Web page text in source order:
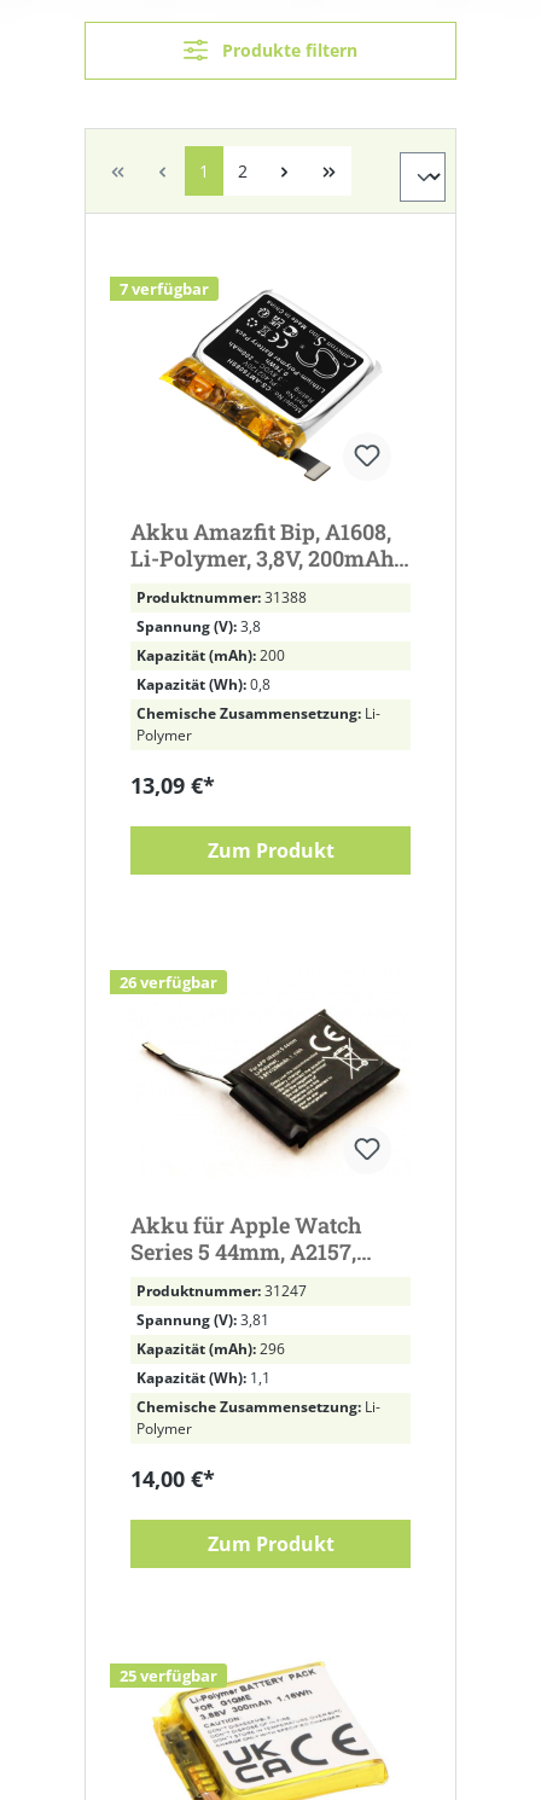
Produkte filtern
1 2
7 verfügbar
Akku Amazfit Bip, A1608,
Li-Polymer, 3,8V, 200mAh
ersetzt PL402120V
Produktnummer:31388
Spannung (V):3,8
Kapazität (mAh):200
Kapazität (Wh):0,8
Chemische Zusammensetzung: Li-
Polymer
13,09 €*
Zum Produkt
26 verfügbar
Akku für Apple Watch
Series 5 44mm, A2157,
A2093, A2095 3,8V
Produktnummer:31247
Spannung (V):3,81
Kapazität (mAh):296
Kapazität (Wh): 1,1
Chemische Zusammensetzung: Li-
Polymer
14,00 €*
Zum Produkt
25 verfügbar